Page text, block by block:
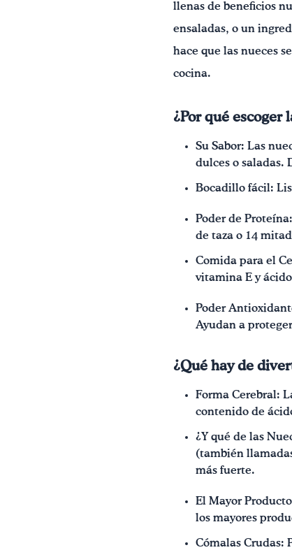
llenas de beneficios
ensaladas, o un
hace que las nueces
cocina.
¿Por qué escoger
Su Sabor: Las
dulces o saladas.
Bocadillo fácil:
Poder de
de taza o 14
Comida para el
vitamina E y
Poder
Ayudan a
¿Qué hay de
Forma Cerebral:
contenido de
¿Y qué de las
(también
más fuerte.
El Mayor
los mayores
Cómalas Crudas: